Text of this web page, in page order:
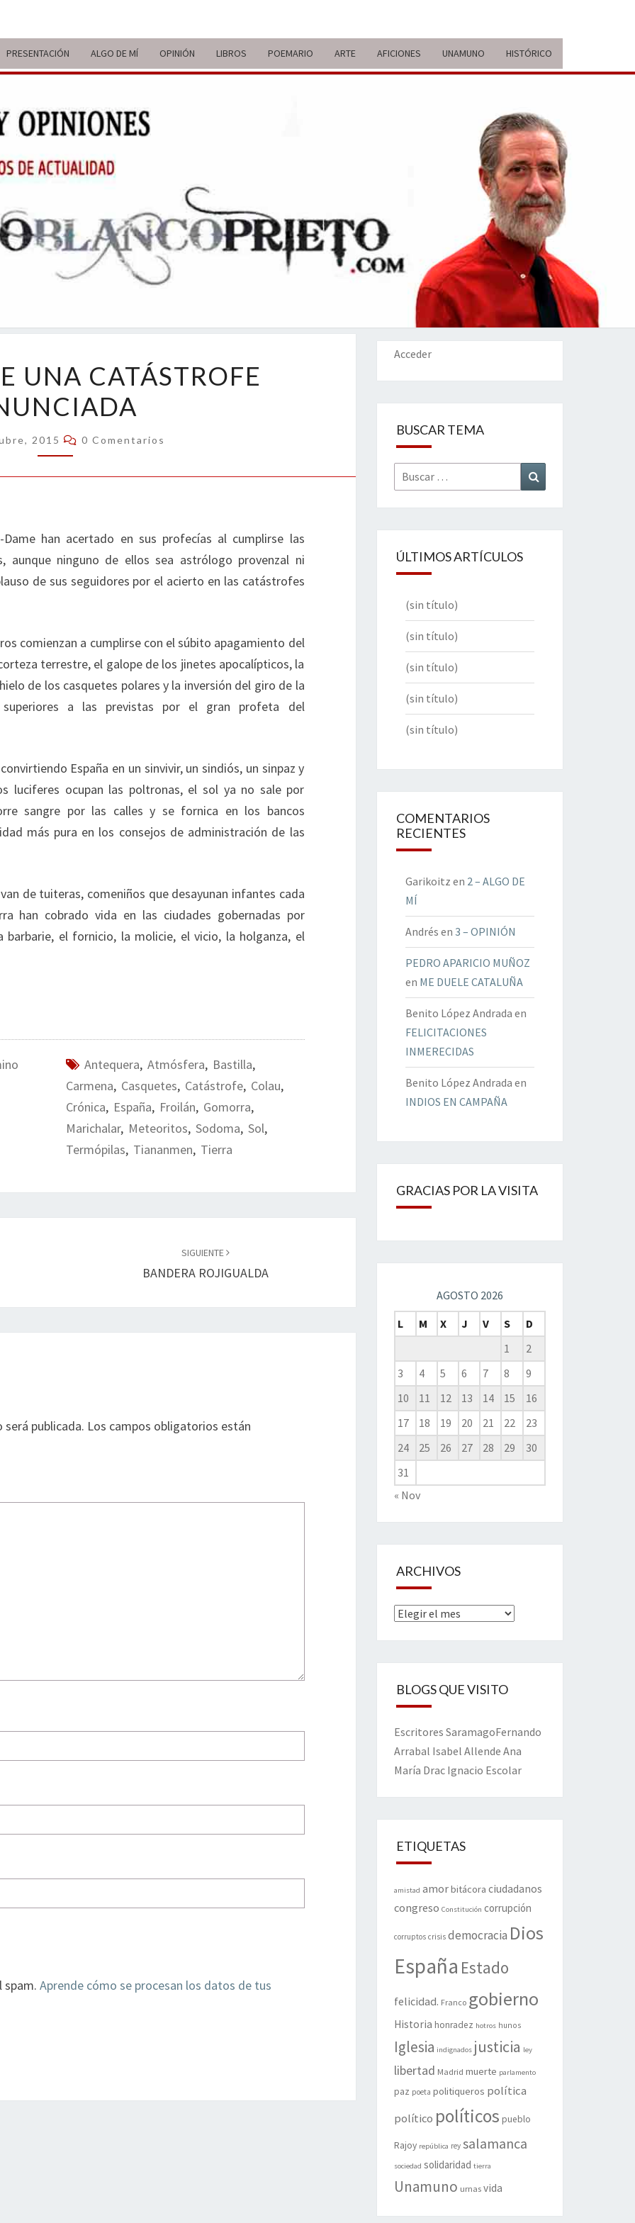
PRESENTACIÓN ALGO DE MÍ OPINIÓN LIBROS POEMARIO ARTE AFICIONES UNAMUNO HISTÓRICO
ITINERARIO
DE VIDA Y
OPINIONES
BREVE
RECORRIDO
VITAL Y
COMENTARIOS
ACTUALIDAD
DE
UNA
CATÁSTROFE
ANUNCIADA
UNA CATÁSTROFE
2015 Comentarios
0 Comentarios
han acertado en sus profecías al cumplirse las
aunque ninguno de ellos sea astrólogo provenzal ni
de sus seguidores por el acierto en las catástrofes
comienzan a cumplirse con el súbito apagamiento del
terrestre, el galope de los jinetes apocalípticos, la
de los casquetes polares y la inversión del giro de la
superiores a las previstas por el gran profeta del
España en un sinvivir, un sindiós, un sinpaz y
luciferes ocupan las poltronas, el sol ya no sale por
sangre por las calles y se fornica en los bancos
más pura en los consejos de administración de las
de tuiteras, comeniños que desayunan infantes cada
han cobrado vida en las ciudades gobernadas por
el fornicio, la molicie, el vicio, la holganza, el
Antequera, Atmósfera, Bastilla,
Carmena, Casquetes, Catástrofe, Colau,
Crónica, España, Froilán, Gomorra,
Marichalar, Meteoritos, Sodoma, Sol,
Termópilas, Tiananmen, Tierra
SIGUIENTE
BANDERA ROJIGUALDA
publicada. Los campos obligatorios están
spam. Aprende cómo se procesan los datos de tus
Acceder
BUSCAR TEMA
Buscar
por:
ÚLTIMOS ARTÍCULOS
(sin título)
(sin título)
(sin título)
(sin título)
(sin título)
COMENTARIOS
RECIENTES
Garikoitz en 2 – ALGO DE
MÍ
Andrés en 3 – OPINIÓN
PEDRO APARICIO MUÑOZ
en ME DUELE CATALUÑA
Benito López Andrada en
FELICITACIONES
INMERECIDAS
Benito López Andrada en
INDIOS EN CAMPAÑA
GRACIAS POR LA VISITA
AGOSTO 2026
L
M X J V S
D
1
2
3
4 5 6 7 8
9
10
11 12 13 14 15
16
17
18 19 20 21 22
23
24
25 26 27 28 29
30
31
« Nov
ARCHIVOS
Archivos
BLOGS QUE VISITO
Escritores SaramagoFernando
Arrabal Isabel Allende Ana
María Drac Ignacio Escolar
ETIQUETAS
amistad amorbitácora ciudadanos
congreso Constitución corrupción
corruptos crisis democracia Dios
España Estado
felicidad. Franco gobierno
Historia honradez hotros hunos
Iglesia indignados justicia ley
libertad Madrid muerte parlamento
paz poeta politiqueros política
político políticos pueblo
Rajoy república rey salamanca
sociedad solidaridad tierra
Unamuno urnas vida